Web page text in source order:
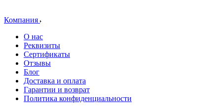
Компания
О нас
Реквизиты
Сертификаты
Отзывы
Блог
Доставка и оплата
Гарантии и возврат
Политика конфиденциальности